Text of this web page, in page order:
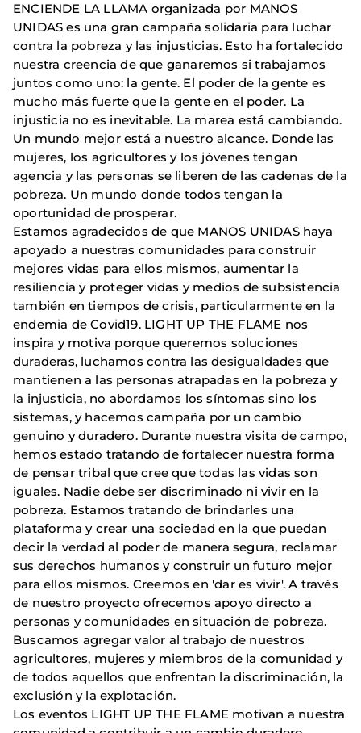
ENCIENDE LA LLAMA organizada por MANOS
UNIDAS es una gran campaña solidaria para luchar
contra la pobreza y las injusticias. Esto ha fortalecido
nuestra creencia de que ganaremos si trabajamos
juntos como uno: la gente. El poder de la gente es
mucho más fuerte que la gente en el poder. La
injusticia no es inevitable. La marea está cambiando.
Un mundo mejor está a nuestro alcance. Donde las
mujeres, los agricultores y los jóvenes tengan
agencia y las personas se liberen de las cadenas de la
pobreza. Un mundo donde todos tengan la
oportunidad de prosperar.
Estamos agradecidos de que MANOS UNIDAS haya
apoyado a nuestras comunidades para construir
mejores vidas para ellos mismos, aumentar la
resiliencia y proteger vidas y medios de subsistencia
también en tiempos de crisis, particularmente en la
endemia de Covid19. LIGHT UP THE FLAME nos
inspira y motiva porque queremos soluciones
duraderas, luchamos contra las desigualdades que
mantienen a las personas atrapadas en la pobreza y
la injusticia, no abordamos los síntomas sino los
sistemas, y hacemos campaña por un cambio
genuino y duradero. Durante nuestra visita de campo,
hemos estado tratando de fortalecer nuestra forma
de pensar tribal que cree que todas las vidas son
iguales. Nadie debe ser discriminado ni vivir en la
pobreza. Estamos tratando de brindarles una
plataforma y crear una sociedad en la que puedan
decir la verdad al poder de manera segura, reclamar
sus derechos humanos y construir un futuro mejor
para ellos mismos. Creemos en 'dar es vivir'. A través
de nuestro proyecto ofrecemos apoyo directo a
personas y comunidades en situación de pobreza.
Buscamos agregar valor al trabajo de nuestros
agricultores, mujeres y miembros de la comunidad y
de todos aquellos que enfrentan la discriminación, la
exclusión y la explotación.
Los eventos LIGHT UP THE FLAME motivan a nuestra